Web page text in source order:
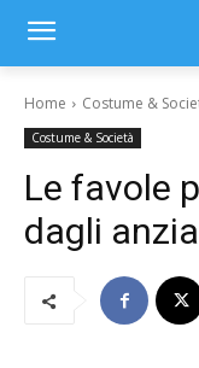
Home Costume &
Costume & Società
Le favole
dagli